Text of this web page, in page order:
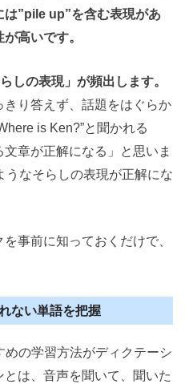
”pile up”を含む表現があ
高いです。
しの表現」が頻出します。
り答えず、話題をはぐらか
is Ken?”と聞かれる
章が正解になる」と思いま
うなそらしの表現が正解にな
事前に知っておくだけで、
ない単語を把握
の学習方法がディクテーシ
は、音声を聞いて、聞いた